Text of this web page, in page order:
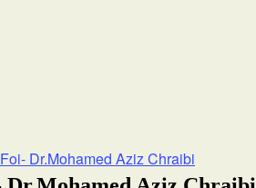
Dr.Mohamed Aziz Chraibi